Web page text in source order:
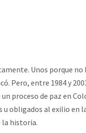
Unos porque
Pero, entre 1984 y
proceso de paz en
u obligados al exilio
la historia.